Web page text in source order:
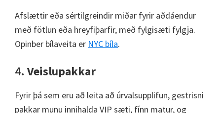
Afslættir eða sértilgreindir miðar fyrir aðdáendur
með fötlun eða hreyfiþarfir, með fylgisæti fylgja.
Opinber bílaveita er NYC bíla.
4. Veislupakkar
Fyrir þá sem eru að leita að úrvalsupplifun, gestrisni
pakkar munu innihalda VIP sæti, fínn matur, og